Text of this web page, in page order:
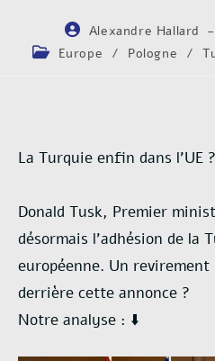
Alexandre Hallard
Europe
/ Pologne /
La Turquie enfin dans l’UE ?
Donald Tusk, Premier
désormais l’adhésion de la
européenne. Un
derrière cette annonce ?
Notre analyse : ⬇️